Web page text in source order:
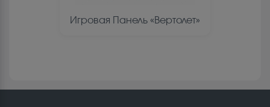
Игровая Панель «Вертолет»